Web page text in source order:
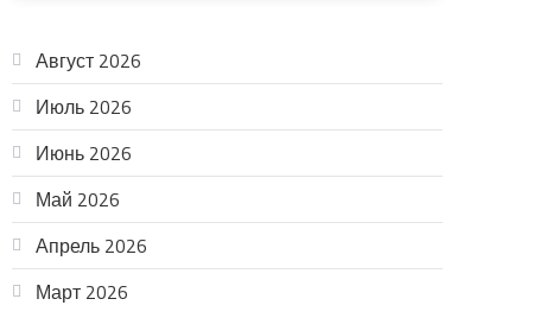
Август 2026
Июль 2026
Июнь 2026
Май 2026
Апрель 2026
Март 2026